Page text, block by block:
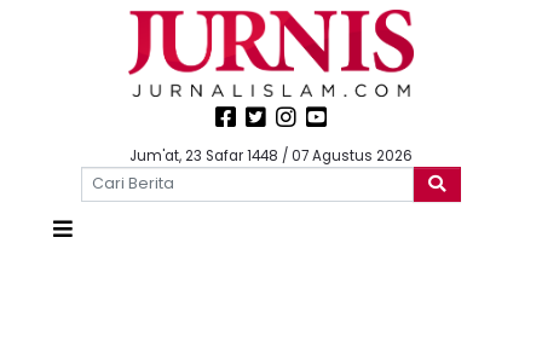
Jum'at, 23 Safar 1448 / 07 Agustus 2026